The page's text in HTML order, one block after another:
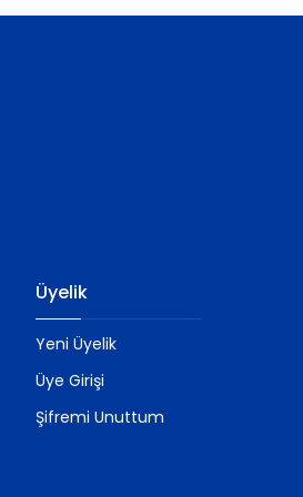
Ürün bilgilerinde hatalar bulunuyor.
Üyelik
Yeni Üyelik
Üye Girişi
Şifremi Unuttum